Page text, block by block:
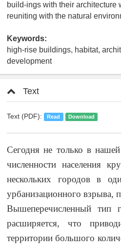
build-ings with their
reuniting with the natural
Keywords:
high-rise buildings, habitat,
development
Text
Text (PDF): Read Download
Сегодня не только в
численности населения
нескольких городов в
урбанизационного взрыва,
Вышеперечисленный тип
расширяется, что
территории большого